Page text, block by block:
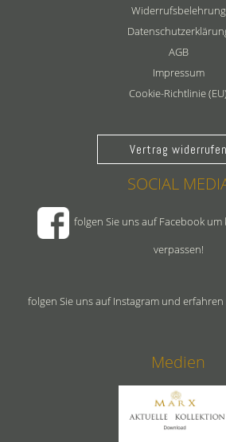
Widerrufsbelehrung
AGB
Impressum
Cookie-Richtlinie (EU)
Vertrag widerrufen
SOCIAL
folgen Sie uns auf Facebook um
verpassen!
folgen Sie uns auf Instagram und
Medien